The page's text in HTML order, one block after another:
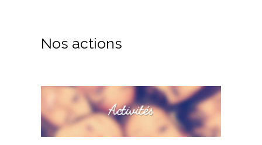
Nos actions